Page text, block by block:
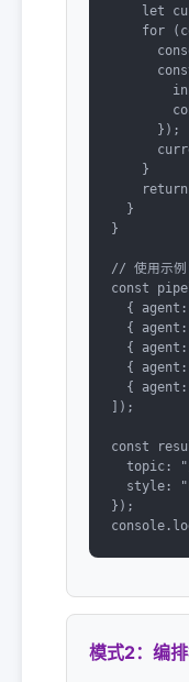
let
for
      });
    }
  }
}
// 使用示例
const
{
{
{
{
{
]);
const
topic: "
style: "
});
模式2：编